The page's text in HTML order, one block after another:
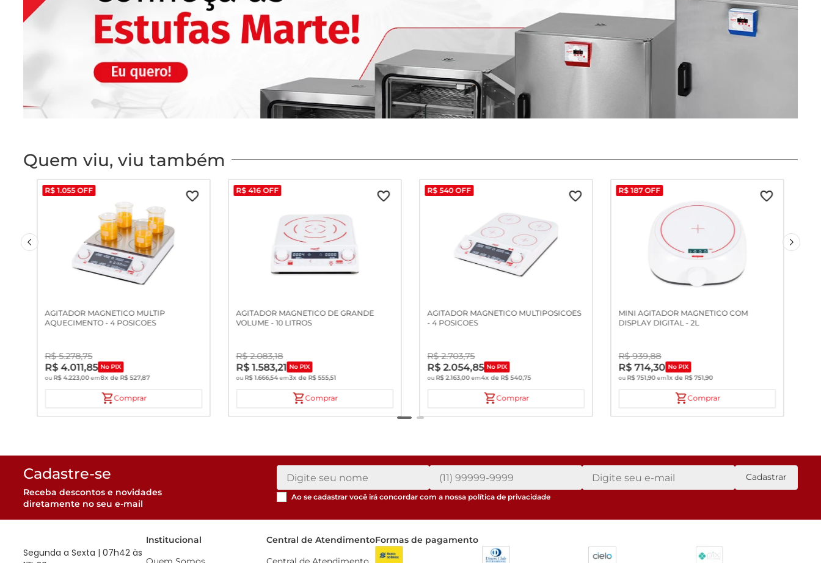
Quem viu, viu também
R$ 1.055OFF
AGITADOR MAGNETICO MULTIP
AQUECIMENTO - 4 POSICOES
R$ 5.278,75
R$ 4.011,85 No PIX
ou R$ 4.223,00em8x de R$ 527,87
Comprar
R$ 416 OFF
AGITADOR MAGNETICO DE GRANDE
VOLUME - 10 LITROS
R$ 2.083,18
R$ 1.583,21 No PIX
ou R$ 1.666,54em3x de R$ 555,51
Comprar
R$ 540OFF
AGITADOR MAGNETICO MULTIPOSICOES
- 4 POSICOES
R$ 2.703,75
R$ 2.054,85 No PIX
ou R$ 2.163,00em4x de R$ 540,75
Comprar
R$ 187OFF
MINI AGITADOR MAGNETICO COM
DISPLAY DIGITAL - 2L
R$ 939,88
R$ 714,30 No PIX
ou R$ 751,90em1x de R$ 751,90
Comprar
Cadastre-se
Receba descontos e novidades
diretamente no seu e-mail
Cadastrar
Ao se cadastrar você irá concordar com a nossa política de privacidade
Segunda a Sexta | 07h42 às
Institucional
Central de AtendimentoFormas de pagamento